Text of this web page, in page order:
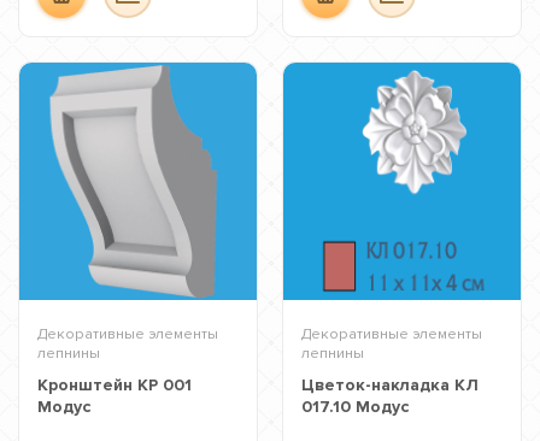
Декоративные элементы
лепнины
Кронштейн КР 001
Модус
Декоративные элементы
лепнины
Цветок-накладка КЛ
017.10 Модус